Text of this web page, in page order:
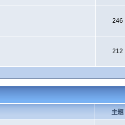
246
212
主題